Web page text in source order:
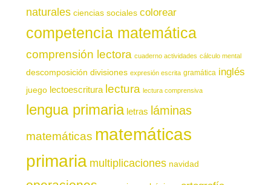
naturales ciencias sociales colorear
competencia matemática
comprensión lectora cuaderno actividades cálculo mental
descomposición divisiones expresión escrita gramática inglés
juego lectoescritura lectura lectura comprensiva
lengua primaria letras láminas
matemáticas matemáticas
primaria multiplicaciones navidad